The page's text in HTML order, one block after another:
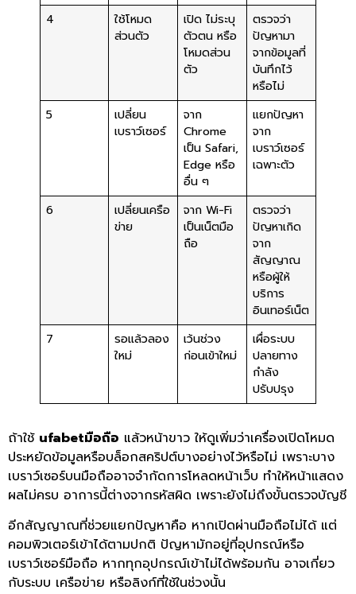
4
ใช้โหมด
ส่วนตัว
เปิด ไม่ระบุ
ตัวตน หรือ
โหมดส่วน
ตัว
ตรวจว่า
ปัญหามา
จากข้อมูลที่
บันทึกไว้
หรือไม่
5
เปลี่ยน
เบราว์เซอร์
จาก
Chrome
เป็น Safari,
Edge หรือ
อื่น ๆ
แยกปัญหา
จาก
เบราว์เซอร์
เฉพาะตัว
6
เปลี่ยนเครือ
ข่าย
จาก Wi-Fi
เป็นเน็ตมือ
ถือ
ตรวจว่า
ปัญหาเกิด
จาก
สัญญาณ
หรือผู้ให้
บริการ
อินเทอร์เน็ต
7
รอแล้วลอง
ใหม่
เว้นช่วง
ก่อนเข้าใหม่
เผื่อระบบ
ปลายทาง
กำลัง
ปรับปรุง
ถ้าใช้ ufabetมือถือ แล้วหน้าขาว ให้ดูเพิ่มว่าเครื่องเปิดโหมด
ประหยัดข้อมูลหรือบล็อกสคริปต์บางอย่างไว้หรือไม่ เพราะบาง
เบราว์เซอร์บนมือถืออาจจำกัดการโหลดหน้าเว็บ ทำให้หน้าแสดง
ผลไม่ครบ อาการนี้ต่างจากรหัสผิด เพราะยังไม่ถึงขั้นตรวจบัญชี
อีกสัญญาณที่ช่วยแยกปัญหาคือ หากเปิดผ่านมือถือไม่ได้ แต่
คอมพิวเตอร์เข้าได้ตามปกติ ปัญหามักอยู่ที่อุปกรณ์หรือ
เบราว์เซอร์มือถือ หากทุกอุปกรณ์เข้าไม่ได้พร้อมกัน อาจเกี่ยว
กับระบบ เครือข่าย หรือลิงก์ที่ใช้ในช่วงนั้น